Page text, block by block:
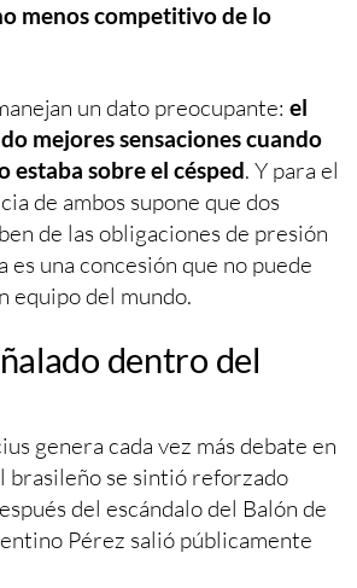
menos competitivo de lo
un dato preocupante: el
mejores sensaciones cuando
estaba sobre el césped. Y para el
de ambos supone que dos
de las obligaciones de presión
es una concesión que no puede
equipo del mundo.
dentro del
genera cada vez más debate en
brasileño se sintió reforzado
del escándalo del Balón de
Pérez salió públicamente